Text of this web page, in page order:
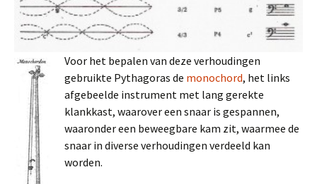
Voor het bepalen van deze verhoudingen
gebruikte Pythagoras de monochord, het links
afgebeelde instrument met lang gerekte
klankkast, waarover een snaar is gespannen,
waaronder een beweegbare kam zit, waarmee de
snaar in diverse verhoudingen verdeeld kan
worden.